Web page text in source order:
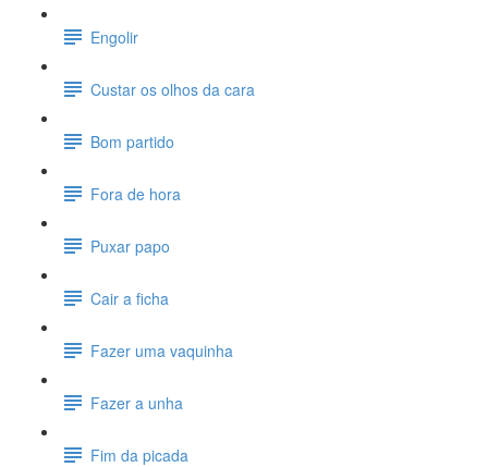
Engolir
Custar os olhos da cara
Bom partido
Fora de hora
Puxar papo
Cair a ficha
Fazer uma vaquinha
Fazer a unha
Fim da picada